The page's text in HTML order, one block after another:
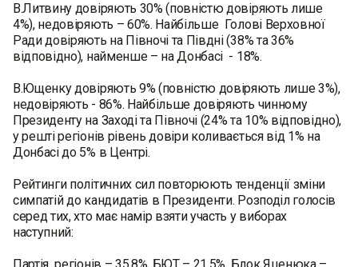
В.Литвину довіряють 30% (повністю довіряють лише
4%), недовіряють – 60%. Найбільше Голові Верховної
Ради довіряють на Півночі та Півдні (38% та 36%
відповідно), найменше – на Донбасі - 18%.
В.Ющенку довіряють 9% (повністю довіряють лише 3%),
недовіряють - 86%. Найбільше довіряють чинному
Президенту на Заході та Півночі (24% та 10% відповідно),
у решті регіонів рівень довіри коливається від 1% на
Донбасі до 5% в Центрі.
Рейтинги політичних сил повторюють тенденції зміни
симпатій до кандидатів в Президенти. Розподіл голосів
серед тих, хто має намір взяти участь у виборах
наступний: